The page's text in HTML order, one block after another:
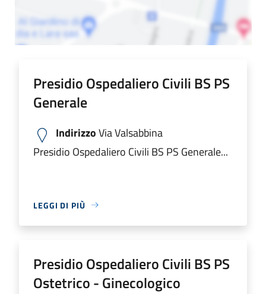
Presidio Ospedaliero Civili BS PS
Generale
IndirizzoVia Valsabbina
Presidio Ospedaliero Civili BS PS Generale...
LEGGI DI PIÙ
Presidio Ospedaliero Civili BS PS
Ostetrico - Ginecologico